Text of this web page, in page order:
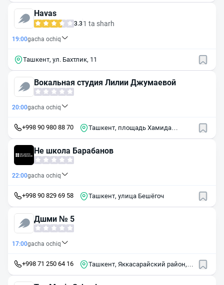
Havas
3.3 1 ta sharh
19:00gacha ochiq
Ташкент, ул. Бахтлик, 11
Вокальная студия Лилии Джумаевой
20:00gacha ochiq
+998 90 980 88 70
Ташкент, площадь Хамида
Не школа Барабанов
22:00gacha ochiq
+998 90 829 69 58 Ташкент, улица Бешёгоч
Дшми № 5
17:00gacha ochiq
+998 71 250 64 16
Ташкент, Яккасарайский район,